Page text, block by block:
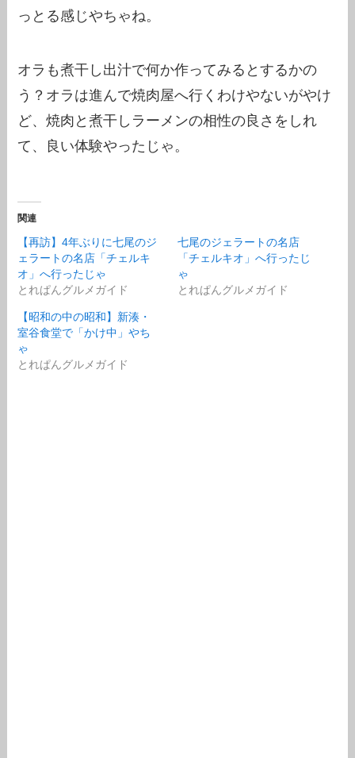
っとる感じやちゃね。
オラも煮干し出汁で何か作ってみるとするかの
う？オラは進んで焼肉屋へ行くわけやないがやけ
ど、焼肉と煮干しラーメンの相性の良さをしれ
て、良い体験やったじゃ。
関連
【再訪】4年ぶりに七尾のジ
ェラートの名店「チェルキ
オ」へ行ったじゃ
とれぱんグルメガイド
七尾のジェラートの名店
「チェルキオ」へ行ったじ
ゃ
とれぱんグルメガイド
【昭和の中の昭和】新湊・
室谷食堂で「かけ中」やち
ゃ
とれぱんグルメガイド